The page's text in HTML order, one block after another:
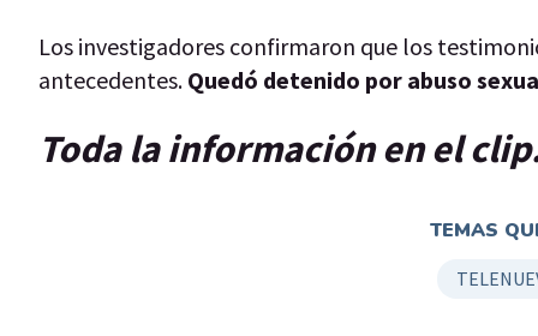
Los investigadores confirmaron que los
antecedentes. Quedó detenido por abuso
Toda la información en el
TEMAS